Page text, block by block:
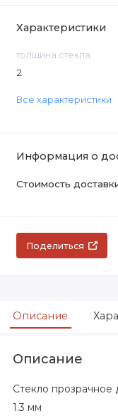
Характеристики
толщина стекла
2
Все характеристики
Информация о
Стоимость
Поделиться
Описание
Описание
Стекло прозрачное
1.3 мм